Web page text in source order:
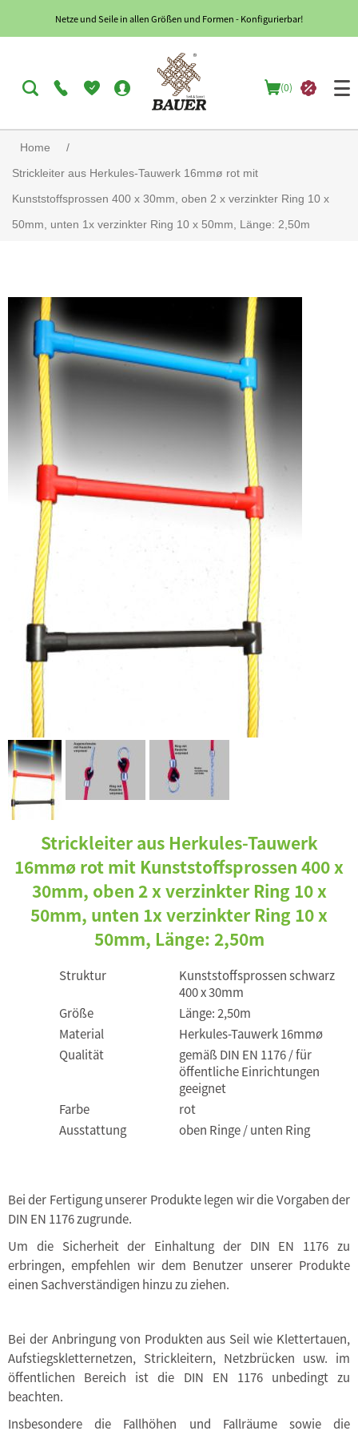
Netze und Seile in allen Größen und Formen - Konfigurierbar!
(0)
Home
/
Strickleiter aus Herkules-Tauwerk 16mmø rot mit
Kunststoffsprossen 400 x 30mm, oben 2 x verzinkter Ring 10 x
50mm, unten 1x verzinkter Ring 10 x 50mm, Länge: 2,50m
Strickleiter aus Herkules-Tauwerk
16mmø rot mit Kunststoffsprossen 400 x
30mm, oben 2 x verzinkter Ring 10 x
50mm, unten 1x verzinkter Ring 10 x
50mm, Länge: 2,50m
Struktur
Kunststoffsprossen schwarz
400 x 30mm
Größe
Länge: 2,50m
Material
Herkules-Tauwerk 16mmø
Qualität
gemäß DIN EN 1176 / für
öffentliche Einrichtungen
geeignet
Farbe
rot
Ausstattung
oben Ringe / unten Ring
Bei der Fertigung unserer Produkte legen wir die Vorgaben der
DIN EN 1176 zugrunde.
Um die Sicherheit der Einhaltung der DIN EN 1176 zu
erbringen, empfehlen wir dem Benutzer unserer Produkte
einen Sachverständigen hinzu zu ziehen.
Bei der Anbringung von Produkten aus Seil wie Klettertauen,
Aufstiegskletternetzen, Strickleitern, Netzbrücken usw. im
öffentlichen Bereich ist die DIN EN 1176 unbedingt zu
beachten.
Insbesondere die Fallhöhen und Fallräume sowie die